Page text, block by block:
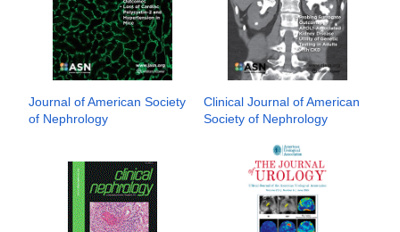
Journal of American Society
of Nephrology
Clinical Journal of American
Society of Nephrology